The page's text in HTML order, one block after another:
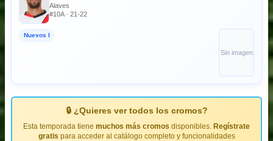
Alaves
#10A · 21-22
Nuevos I
Sin imagen
🔒 ¿Quieres ver todos los cromos?
Esta temporada tiene muchos más cromos disponibles. Regístrate
gratis para acceder al catálogo completo y funcionalidades